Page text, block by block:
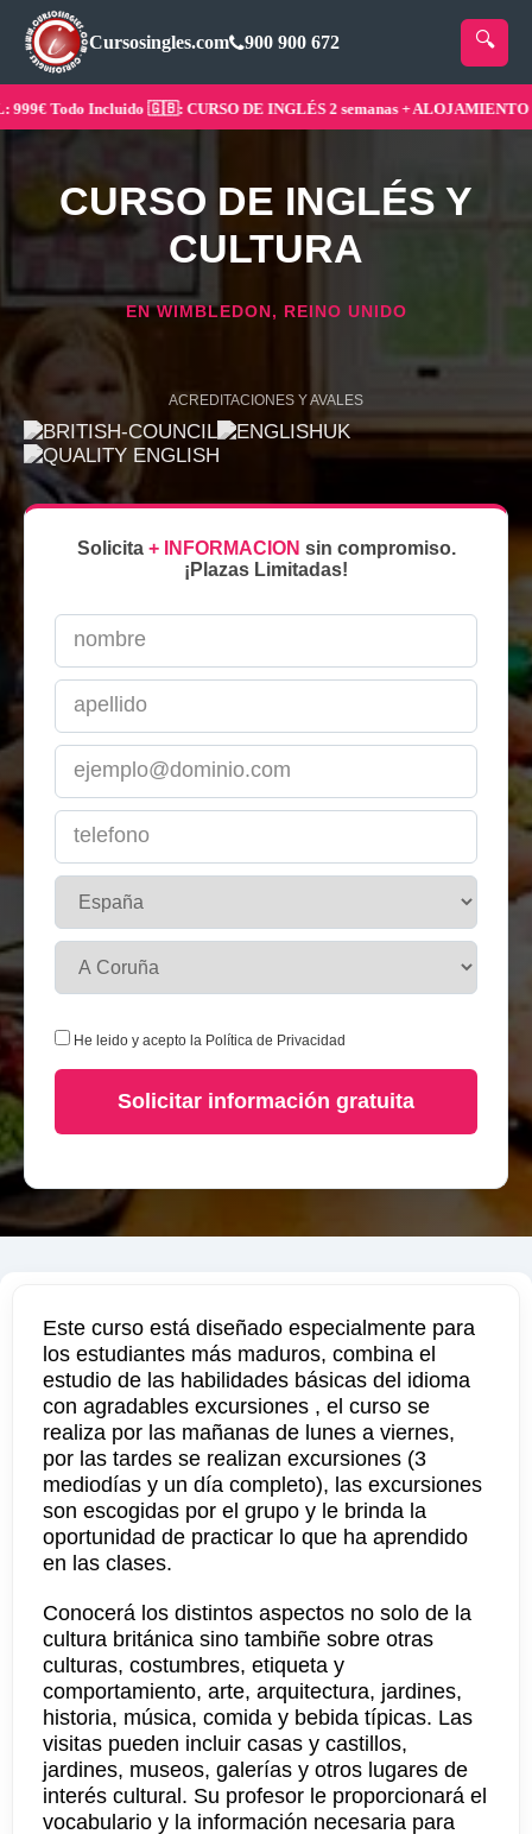
Cursosingles.com 900 900 672
Todo Incluido 🇬🇧: CURSO DE INGLÉS 2 semanas + ALOJAMIENTO
CURSO DE INGLÉS Y
CULTURA
EN WIMBLEDON, REINO UNIDO
ACREDITACIONES Y AVALES
Solicita + INFORMACION sin compromiso.
¡Plazas Limitadas!
He leido y acepto la Política de Privacidad
Solicitar información gratuita
Este curso está diseñado especialmente para
los estudiantes más maduros, combina el
estudio de las habilidades básicas del idioma
con agradables excursiones , el curso se
realiza por las mañanas de lunes a viernes,
por las tardes se realizan excursiones (3
mediodías y un día completo), las excursiones
son escogidas por el grupo y le brinda la
oportunidad de practicar lo que ha aprendido
en las clases.
Conocerá los distintos aspectos no solo de la
cultura británica sino tambiñe sobre otras
culturas, costumbres, etiqueta y
comportamiento, arte, arquitectura, jardines,
historia, música, comida y bebida típicas. Las
visitas pueden incluir casas y castillos,
jardines, museos, galerías y otros lugares de
interés cultural. Su profesor le proporcionará el
vocabulario y la información necesaria para